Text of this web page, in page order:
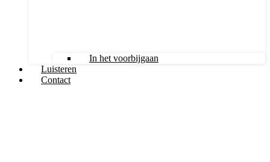
In het voorbijgaan
Luisteren
Contact